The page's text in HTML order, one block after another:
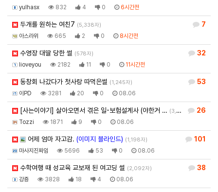
yulhasx 832 4 0 6시간전
7
두개를 원하는 여친7 (5,338자)
아스라위 665 2 0 8시간전
32
수영장 대딸 당한 썰 (578자)
Iioveyou 2182 11 0 11시간전
53
동창회 나갔다가 첫사랑 따먹은썰 (1,245자)
이PD 3281 20 0 08.06
26
[사는이야기] 살아오면서 겪은 일-보험설계사 (야한거 … (3,581자)
Tozzi 1871 9 0 08.06
101
어제 엄마 자고감. (이미지 블라인드) (1,198자)
마사지진짜임 5696 53 0 08.06
38
수학여행 때 성교육 교보재 된 여고딩 썰 (2,092자)
강죵 3828 18 4 08.06